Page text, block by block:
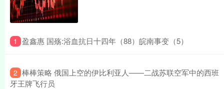
1 ​盈鑫惠 国殇:浴血抗日十四年（88）皖南事变（5）
2 ​棒棒策略 俄国上空的伊比利亚人——二战苏联空军中的西班
牙王牌飞行员